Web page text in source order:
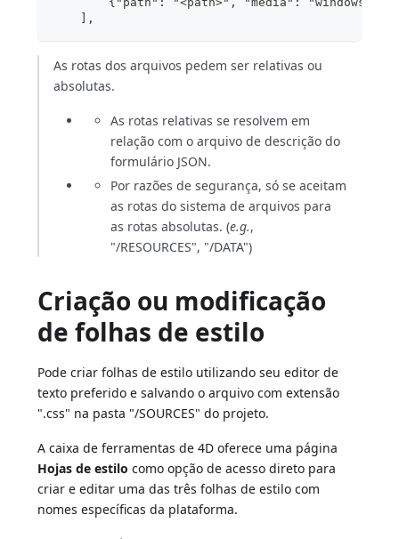
    ],
As rotas dos arquivos pedem ser relativas ou
absolutas.
As rotas relativas se resolvem em
relação com o arquivo de descrição do
formulário JSON.
Por razões de segurança, só se aceitam
as rotas do sistema de arquivos para
as rotas absolutas. (e.g.,
"/RESOURCES", "/DATA")
Criação ou modificação
de folhas de estilo
Pode criar folhas de estilo utilizando seu editor de
texto preferido e salvando o arquivo com extensão
".css" na pasta "/SOURCES" do projeto.
A caixa de ferramentas de 4D oferece uma página
Hojas de estilo como opção de acesso direto para
criar e editar uma das três folhas de estilo com
nomes específicas da plataforma.